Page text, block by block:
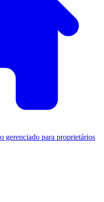
gerenciado para proprietários